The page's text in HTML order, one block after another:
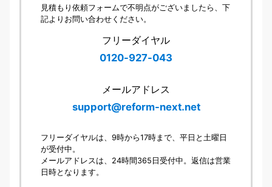
見積もり依頼フォームで不明点がございましたら、下
記よりお問い合わせください。
フリーダイヤル
0120-927-043
メールアドレス
support@reform-next.net
フリーダイヤルは、9時から17時まで、平日と土曜日
が受付中。
メールアドレスは、24時間365日受付中。返信は営業
日時となります。